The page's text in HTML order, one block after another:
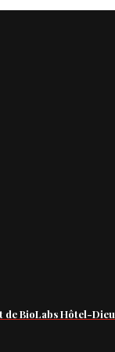
de BioLabs Hôtel-Dieu